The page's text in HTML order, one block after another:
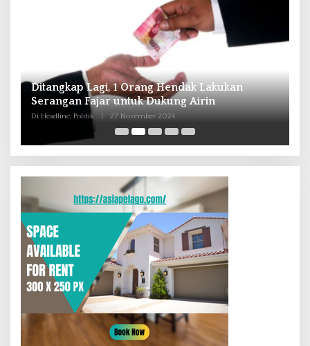
Andra Soni : Perbaiki Pendidikan dan
Tingkatkan SDM Untuk Banten Lebih Maju
Di Headline, Nasional, Politik | 16 Oktober 2024